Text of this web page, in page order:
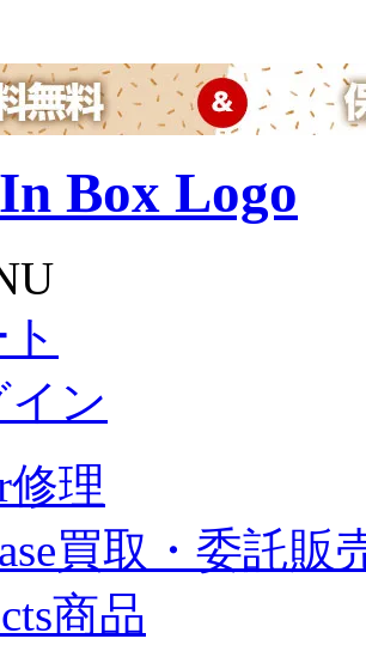
イン
修理
買取・委託販
商品